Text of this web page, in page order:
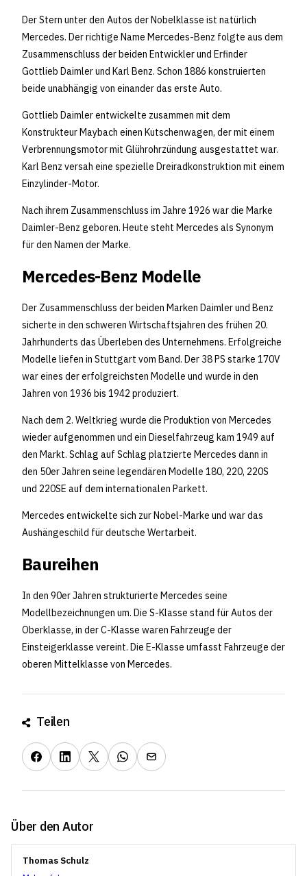
Der Stern unter den Autos der Nobelklasse ist natürlich
Mercedes. Der richtige Name Mercedes-Benz folgte aus dem
Zusammenschluss der beiden Entwickler und Erfinder
Gottlieb Daimler und Karl Benz. Schon 1886 konstruierten
beide unabhängig von einander das erste Auto.
Gottlieb Daimler entwickelte zusammen mit dem
Konstrukteur Maybach einen Kutschenwagen, der mit einem
Verbrennungsmotor mit Glührohrzündung ausgestattet war.
Karl Benz versah eine spezielle Dreiradkonstruktion mit einem
Einzylinder-Motor.
Nach ihrem Zusammenschluss im Jahre 1926 war die Marke
Daimler-Benz geboren. Heute steht Mercedes als Synonym
für den Namen der Marke.
Mercedes-Benz Modelle
Der Zusammenschluss der beiden Marken Daimler und Benz
sicherte in den schweren Wirtschaftsjahren des frühen 20.
Jahrhunderts das Überleben des Unternehmens. Erfolgreiche
Modelle liefen in Stuttgart vom Band. Der 38 PS starke 170V
war eines der erfolgreichsten Modelle und wurde in den
Jahren von 1936 bis 1942 produziert.
Nach dem 2. Weltkrieg wurde die Produktion von Mercedes
wieder aufgenommen und ein Dieselfahrzeug kam 1949 auf
den Markt. Schlag auf Schlag platzierte Mercedes dann in
den 50er Jahren seine legendären Modelle 180, 220, 220S
und 220SE auf dem internationalen Parkett.
Mercedes entwickelte sich zur Nobel-Marke und war das
Aushängeschild für deutsche Wertarbeit.
Baureihen
In den 90er Jahren strukturierte Mercedes seine
Modellbezeichnungen um. Die S-Klasse stand für Autos der
Oberklasse, in der C-Klasse waren Fahrzeuge der
Einsteigerklasse vereint. Die E-Klasse umfasst Fahrzeuge der
oberen Mittelklasse von Mercedes.
Teilen
Über den Autor
Thomas Schulz